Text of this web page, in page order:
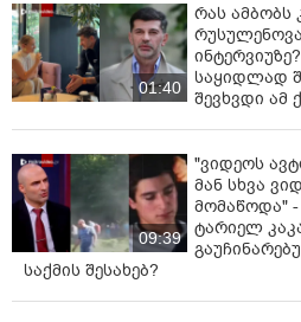
01:40
რას ამბობს
საყიდლად
შევხვდი ამ
09:39
"ვიდეოს
მან სხვა
მომაწოდა"
ტარიელ
საქმის შესახებ?